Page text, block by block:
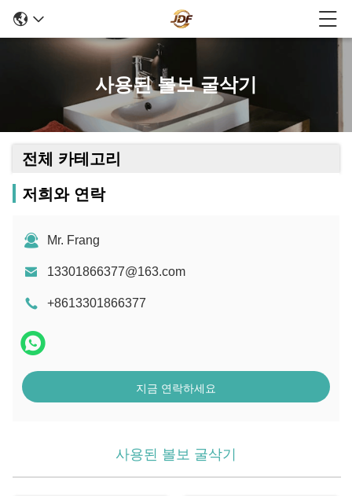
사용된 볼보 굴삭기
전체 카테고리
저희와 연락
Mr. Frang
13301866377@163.com
+8613301866377
지금 연락하세요
사용된 볼보 굴삭기